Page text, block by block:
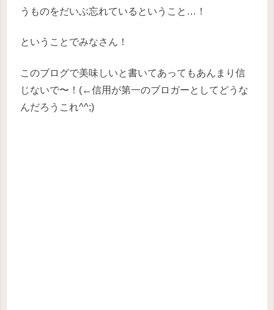
うものをだいぶ忘れているということ…！
ということでみなさん！
このブログで美味しいと書いてあってもあんまり信
じないで〜！(←信用が第一のブロガーとしてどうな
んだろうこれ^^;)